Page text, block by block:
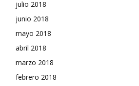
julio 2018
junio 2018
mayo 2018
abril 2018
marzo 2018
febrero 2018